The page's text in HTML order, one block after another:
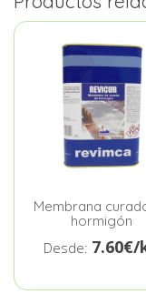
Membrana
hormigón
Desde: 7.60€/